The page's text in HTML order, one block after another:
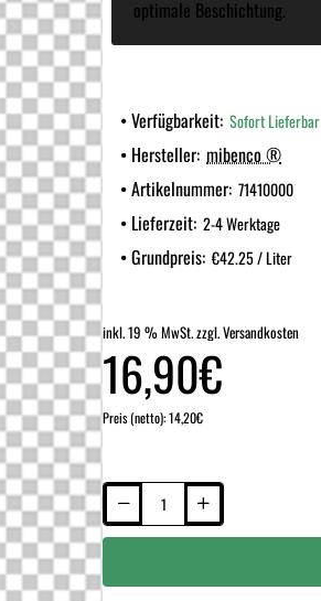
optimale Beschichtung.
Verfügbarkeit: Sofort Lieferbar
Hersteller: mibenco ®
Artikelnummer: 71410000
Lieferzeit: 2-4 Werktage
Grundpreis: €42.25 / Liter
inkl. 19 % MwSt. zzgl. Versandkosten
16,90€
Preis (netto): 14,20€